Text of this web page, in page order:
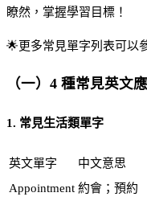
瞭然，掌握學習目標！
🌟更多常見單字列表可以
（一）4 種常見英文
1. 常見生活類單字
英文單字
中文意思
Appointment 約會；預約